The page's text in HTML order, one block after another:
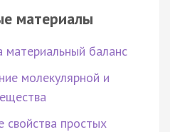
материалы
баланс
молекулярной и
свойства простых